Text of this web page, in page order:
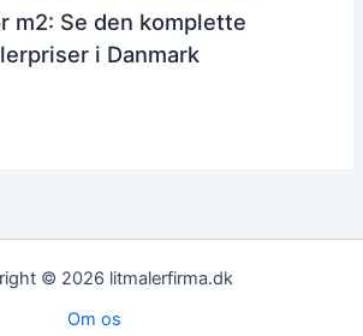
m2: Se den komplette
i Danmark
© 2026 litmalerfirma.dk
Om os